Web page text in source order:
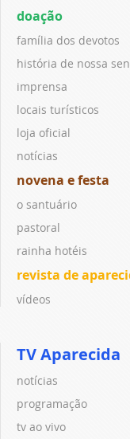
doação
família dos devotos
história de nossa
imprensa
locais turísticos
loja oficial
notícias
novena e festa
o santuário
pastoral
rainha hotéis
revista de
vídeos
TV Aparecida
notícias
programação
tv ao vivo